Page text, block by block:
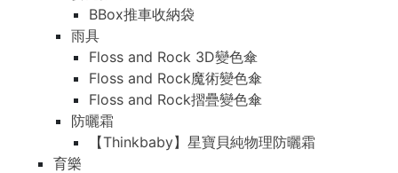
BBox推車收納袋
雨具
Floss and Rock 3D變色傘
Floss and Rock魔術變色傘
Floss and Rock摺疊變色傘
防曬霜
【Thinkbaby】星寶貝純物理防曬霜
育樂